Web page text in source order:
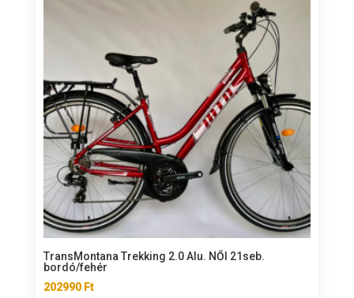
TransMontana Trekking 2.0 Alu. NŐI 21seb.
bordó/fehér
202990 Ft